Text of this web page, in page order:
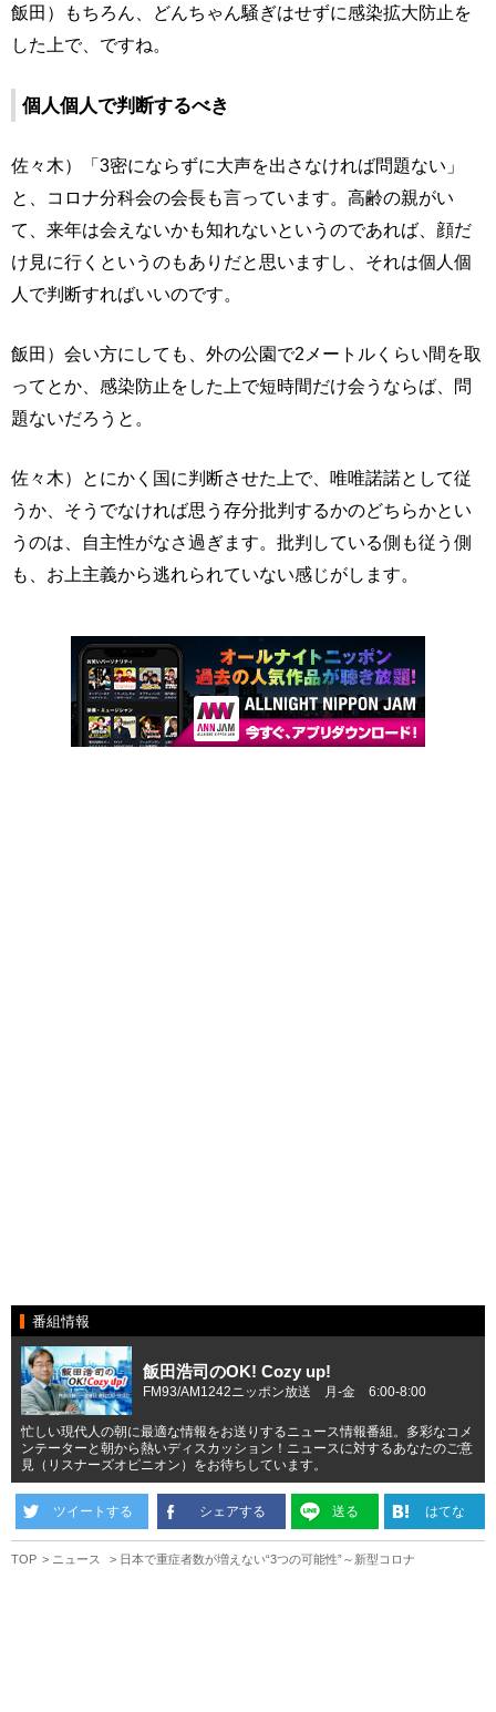
飯田）もちろん、どんちゃん騒ぎはせずに感染拡大防止を
した上で、ですね。
個人個人で判断するべき
佐々木）「3密にならずに大声を出さなければ問題ない」
と、コロナ分科会の会長も言っています。高齢の親がい
て、来年は会えないかも知れないというのであれば、顔だ
け見に行くというのもありだと思いますし、それは個人個
人で判断すればいいのです。
飯田）会い方にしても、外の公園で2メートルくらい間を取
ってとか、感染防止をした上で短時間だけ会うならば、問
題ないだろうと。
佐々木）とにかく国に判断させた上で、唯唯諾諾として従
うか、そうでなければ思う存分批判するかのどちらかとい
うのは、自主性がなさ過ぎます。批判している側も従う側
も、お上主義から逃れられていない感じがします。
番組情報
飯田浩司のOK! Cozy up!
FM93/AM1242ニッポン放送 月-金 6:00-8:00
忙しい現代人の朝に最適な情報をお送りするニュース情報番組。多彩なコメ
ンテーターと朝から熱いディスカッション！ニュースに対するあなたのご意
見（リスナーズオピニオン）をお待ちしています。
ツイートする シェアする 送る はてな
TOP ニュース 日本で重症者数が増えない“3つの可能性”～新型コロナ